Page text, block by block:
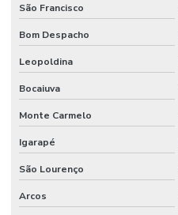
Manutenção Inteligente Em
Manutenção Predial
Manutenção Predial De Edifícios
Manutenção Predial De Estruturas
Manutenção Predial De
São Francisco
Bom Despacho
Leopoldina
Bocaiuva
Monte Carmelo
Igarapé
São Lourenço
Arcos